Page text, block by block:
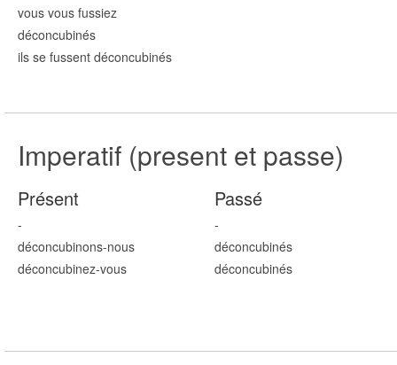
vous vous fussiez
déconcubinés
ils se fussent déconcubinés
Imperatif (present et passe)
Présent
-
déconcubinons-nous
déconcubinez-vous
Passé
-
déconcubinés
déconcubinés